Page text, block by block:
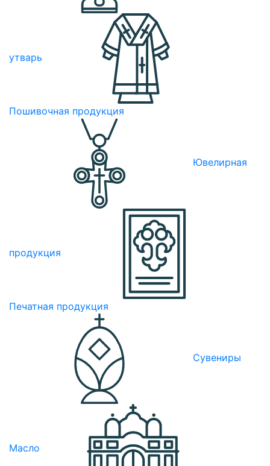
утварь
Пошивочная продукция
Ювелирная
продукция
Печатная продукция
Сувениры
Масло